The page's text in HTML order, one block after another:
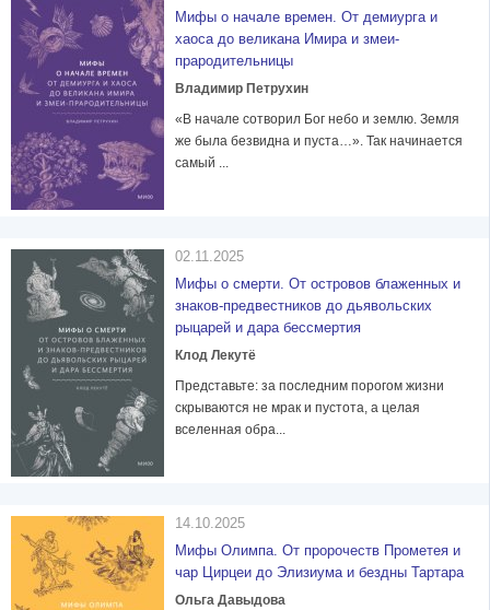
Мифы о начале времен. От демиурга и
хаоса до великана Имира и змеи-
прародительницы
Владимир Петрухин
«В начале сотворил Бог небо и землю. Земля
же была безвидна и пуста…». Так начинается
самый ...
02.11.2025
Мифы о смерти. От островов блаженных и
знаков-предвестников до дьявольских
рыцарей и дара бессмертия
Клод Лекутё
Представьте: за последним порогом жизни
скрываются не мрак и пустота, а целая
вселенная обра...
14.10.2025
Мифы Олимпа. От пророчеств Прометея и
чар Цирцеи до Элизиума и бездны Тартара
Ольга Давыдова